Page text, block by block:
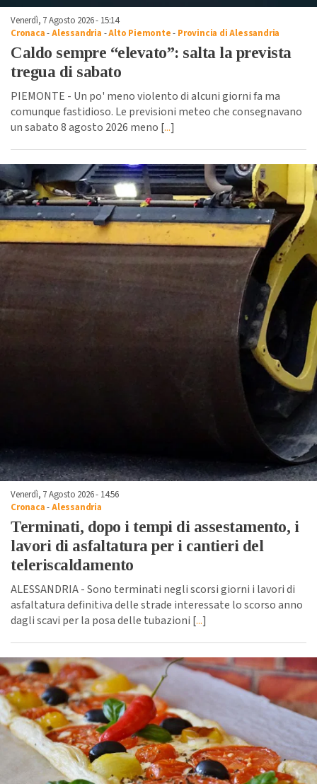
Venerdì, 7 Agosto 2026 - 15:14
Cronaca-Alessandria -Alto Piemonte- Provincia di Alessandria
Caldo sempre “elevato”: salta la prevista
tregua di sabato
PIEMONTE - Un po' meno violento di alcuni giorni fa ma
comunque fastidioso. Le previsioni meteo che consegnavano
un sabato 8 agosto 2026 meno [...]
Venerdì, 7 Agosto 2026 - 14:56
Cronaca-Alessandria
Terminati, dopo i tempi di assestamento, i
lavori di asfaltatura per i cantieri del
teleriscaldamento
ALESSANDRIA - Sono terminati negli scorsi giorni i lavori di
asfaltatura definitiva delle strade interessate lo scorso anno
dagli scavi per la posa delle tubazioni [...]